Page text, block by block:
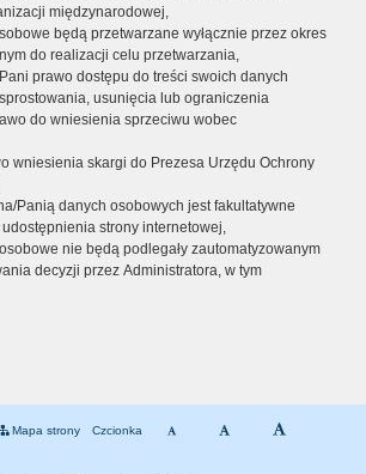
międzynarodowej,
będą przetwarzane wyłącznie przez okres
do realizacji celu przetwarzania,
prawo dostępu do treści swoich danych
usunięcia lub ograniczenia
do wniesienia sprzeciwu wobec
wniesienia skargi do Prezesa Urzędu Ochrony
Panią danych osobowych jest fakultatywne
strony internetowej,
nie będą podlegały zautomatyzowanym
decyzji przez Administratora, w tym
Mapa strony Czcionka